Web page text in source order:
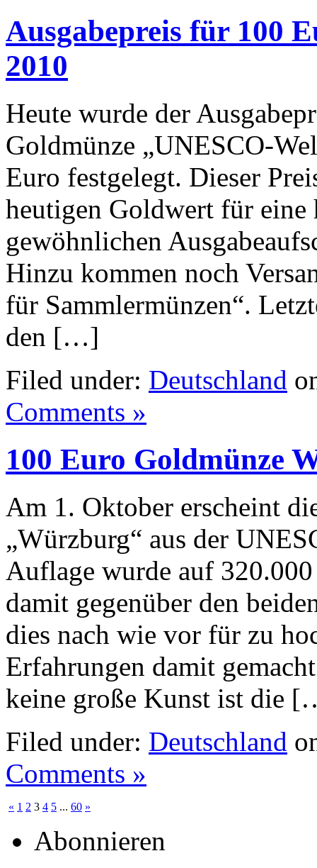
Ausgabepreis für 100
2010
Heute wurde der
Goldmünze „UNESCO-
Euro festgelegt. Dieser
heutigen Goldwert für eine
gewöhnlichen
Hinzu kommen noch
für Sammlermünzen“.
den […]
Filed under: Deutschland
Comments »
100 Euro Goldmünze
Am 1. Oktober erscheint
„Würzburg“ aus der
Auflage wurde auf
damit gegenüber den
dies nach wie vor für zu
Erfahrungen damit
keine große Kunst ist die
Filed under: Deutschland
Comments »
« 1 2 3 4 5 ... 60 »
Abonnieren